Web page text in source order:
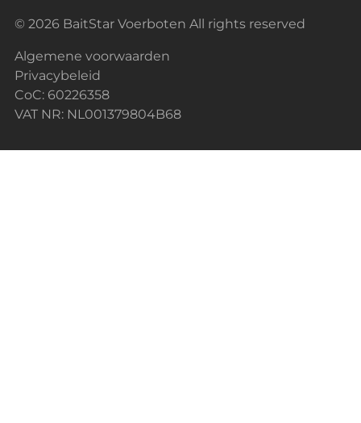
© 2026 BaitStar Voerboten All rights reserved
Algemene voorwaarden
Privacybeleid
CoC: 60226358
VAT NR: NL001379804B68